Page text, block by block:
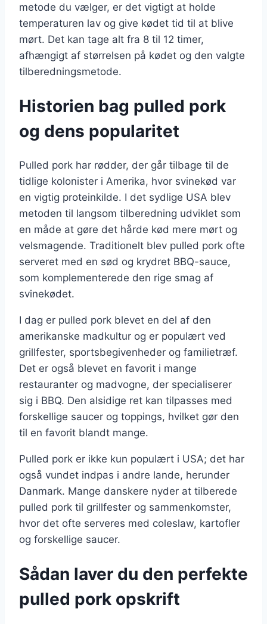
metode du vælger, er det vigtigt at holde
temperaturen lav og give kødet tid til at blive
mørt. Det kan tage alt fra 8 til 12 timer,
afhængigt af størrelsen på kødet og den valgte
tilberedningsmetode.
Historien bag pulled pork
og dens popularitet
Pulled pork har rødder, der går tilbage til de
tidlige kolonister i Amerika, hvor svinekød var
en vigtig proteinkilde. I det sydlige USA blev
metoden til langsom tilberedning udviklet som
en måde at gøre det hårde kød mere mørt og
velsmagende. Traditionelt blev pulled pork ofte
serveret med en sød og krydret BBQ-sauce,
som komplementerede den rige smag af
svinekødet.
I dag er pulled pork blevet en del af den
amerikanske madkultur og er populært ved
grillfester, sportsbegivenheder og familietræf.
Det er også blevet en favorit i mange
restauranter og madvogne, der specialiserer
sig i BBQ. Den alsidige ret kan tilpasses med
forskellige saucer og toppings, hvilket gør den
til en favorit blandt mange.
Pulled pork er ikke kun populært i USA; det har
også vundet indpas i andre lande, herunder
Danmark. Mange danskere nyder at tilberede
pulled pork til grillfester og sammenkomster,
hvor det ofte serveres med coleslaw, kartofler
og forskellige saucer.
Sådan laver du den perfekte
pulled pork opskrift